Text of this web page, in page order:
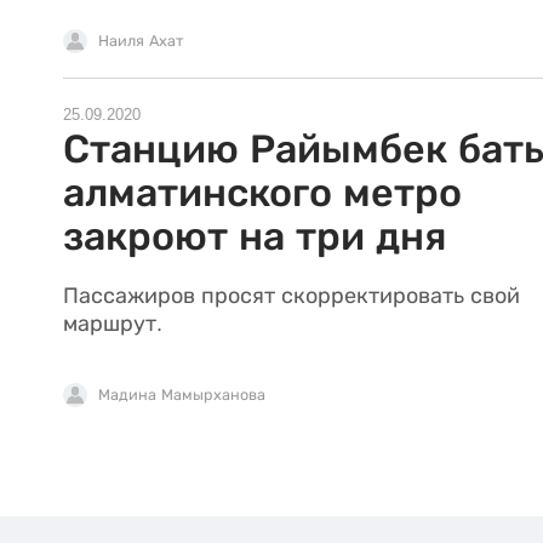
Наиля Ахат
25.09.2020
Станцию Райымбек
алматинского метро
закроют на три дня
Пассажиров просят скорректировать свой
маршрут.
Мадина Мамырханова